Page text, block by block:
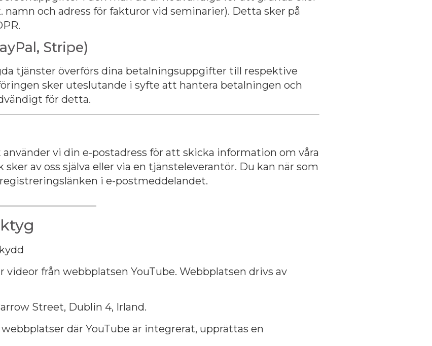
namn och adress för fakturor vid seminarier). Detta sker på
Stripe)
tjänster överförs dina betalningsuppgifter till respektive
sker uteslutande i syfte att hantera betalningen och
för detta.
vi din e-postadress för att skicka information om våra
av oss själva eller via en tjänsteleverantör. Du kan när som
i e-postmeddelandet.
från webbplatsen YouTube. Webbplatsen drivs av
Street, Dublin 4, Irland.
webbplatser där YouTube är integrerat, upprättas en